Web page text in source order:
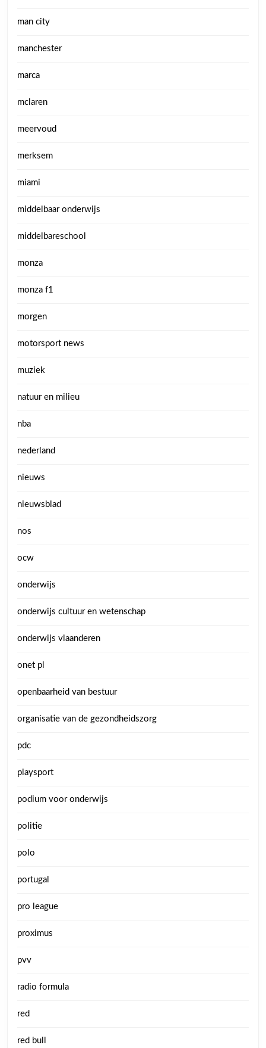
man city
manchester
marca
mclaren
meervoud
merksem
miami
middelbaar onderwijs
middelbareschool
monza
monza f1
morgen
motorsport news
muziek
natuur en milieu
nba
nederland
nieuws
nieuwsblad
nos
ocw
onderwijs
onderwijs cultuur en wetenschap
onderwijs vlaanderen
onet pl
openbaarheid van bestuur
organisatie van de gezondheidszorg
pdc
playsport
podium voor onderwijs
politie
polo
portugal
pro league
proximus
pvv
radio formula
red
red bull